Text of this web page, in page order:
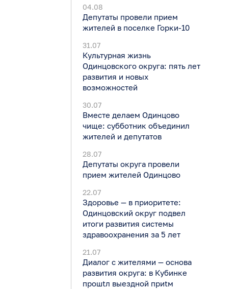
04.08
Депутаты провели прием
жителей в поселке Горки-10
31.07
Культурная жизнь
Одинцовского округа: пять лет
развития и новых
возможностей
30.07
Вместе делаем Одинцово
чище: субботник объединил
жителей и депутатов
28.07
Депутаты округа провели
прием жителей Одинцово
22.07
Здоровье — в приоритете:
Одинцовский округ подвел
итоги развития системы
здравоохранения за 5 лет
21.07
Диалог с жителями — основа
развития округа: в Кубинке
прошtл выездной приtм